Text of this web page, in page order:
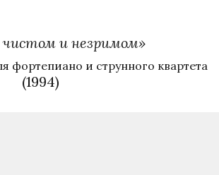
чистом и незримом»
фортепиано и струнного квартета
(1994)